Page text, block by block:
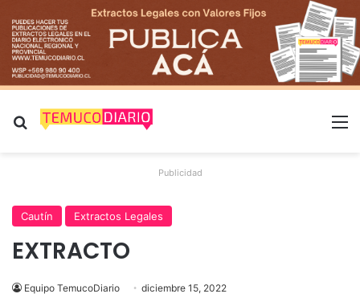
Buscar por
Publicidad
Cautín Extractos Legales
EXTRACTO
Equipo TemucoDiario diciembre 15, 2022